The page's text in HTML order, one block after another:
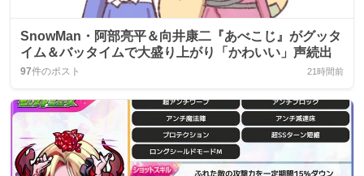
SnowMan・阿部亮平＆向井康二『あべこじ』がグッタ
イム＆バッタイムで大盛り上がり「かわいい」声続出
97件のポスト 21時間前